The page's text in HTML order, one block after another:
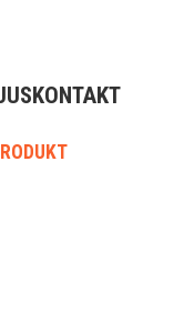
för vald moped